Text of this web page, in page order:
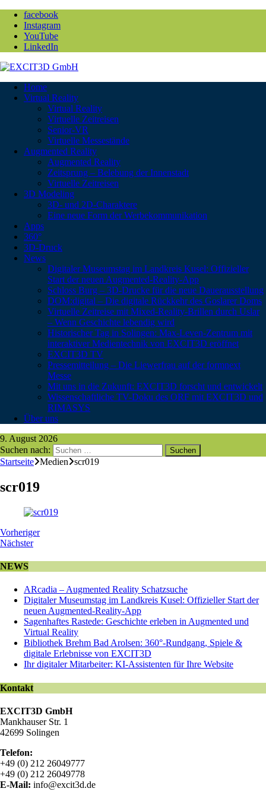
facebook
Instagram
YouTube
LinkedIn
Home
Virtual Reality
Virtual Reality
Virtuelle Zeitreisen
Senior-VR
Virtuelle Messestände
Augmented Reality
Augmented Reality
Zeitsprung – Belebung der Innenstadt
Virtuelle Zeitreisen
3D Modeling
3D- und 2D-Charaktere
Eine neue Form der Werbekommunikation
Apps
360°
3D-Druck
News
Digitaler Museumstag im Landkreis Kusel: Offizieller
Start der neuen Augmented-Reality-App
Schloss Burg – 3D-Drucke für die neue Dauerausstellung
DOM:digital – Die digitale Rückkehr des Goslarer Doms
Virtuelle Zeitreise mit Mixed-Reality-Brillen durch Uslar
– Wenn Geschichte lebendig wird
Historischer Tag in Solingen: Max-Leven-Zentrum mit
interaktiver Medientechnik von EXCIT3D eröffnet
EXCIT3D TV
Pressemitteilung – Die Liewerfrau auf der formnext
Messe
Mit uns in die Zukunft: EXCIT3D forscht und entwickelt
Wissenschaftliche TV-Doku des ORF mit EXCIT3D und
RIMASYS
Über uns
9. August 2026
Suchen nach:
Startseite Medien scr019
scr019
Vorheriger
Nächster
NEWS
ARcadia – Augmented Reality Schatzsuche
Digitaler Museumstag im Landkreis Kusel: Offizieller Start der
neuen Augmented-Reality-App
Sagenhaftes Rastede: Geschichte erleben in Augmented und
Virtual Reality
Bibliothek Brehm Bad Arolsen: 360°-Rundgang, Spiele &
digitale Erlebnisse von EXCIT3D
Ihr digitaler Mitarbeiter: KI-Assistenten für Ihre Website
Kontakt
EXCIT3D GmbH
Mankhauser Str. 1
42699 Solingen
Telefon:
+49 (0) 212 26049777
+49 (0) 212 26049778
E-Mail: info@excit3d.de